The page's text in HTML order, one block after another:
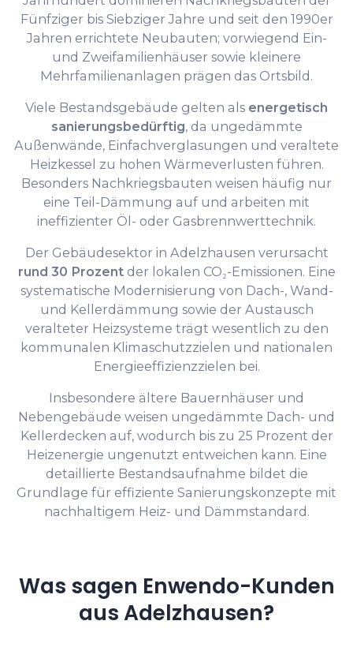
Fünfziger bis Siebziger Jahre und seit den 1990er
Jahren errichtete Neubauten; vorwiegend Ein-
und Zweifamilienhäuser sowie kleinere
Mehrfamilienanlagen prägen das Ortsbild.
Viele Bestandsgebäude gelten als energetisch
sanierungsbedürftig, da ungedämmte
Außenwände, Einfachverglasungen und veraltete
Heizkessel zu hohen Wärmeverlusten führen.
Besonders Nachkriegsbauten weisen häufig nur
eine Teil-Dämmung auf und arbeiten mit
ineffizienter Öl- oder Gasbrennwerttechnik.
Der Gebäudesektor in Adelzhausen verursacht
rund 30 Prozentder lokalen CO₂-Emissionen. Eine
systematische Modernisierung von Dach-, Wand-
und Kellerdämmung sowie der Austausch
veralteter Heizsysteme trägt wesentlich zu den
kommunalen Klimaschutzzielen und nationalen
Energieeffizienzzielen bei.
Insbesondere ältere Bauernhäuser und
Nebengebäude weisen ungedämmte Dach- und
Kellerdecken auf, wodurch bis zu 25 Prozent der
Heizenergie ungenutzt entweichen kann. Eine
detaillierte Bestandsaufnahme bildet die
Grundlage für effiziente Sanierungskonzepte mit
nachhaltigem Heiz- und Dämmstandard.
Was sagen Enwendo-Kunden
aus Adelzhausen?